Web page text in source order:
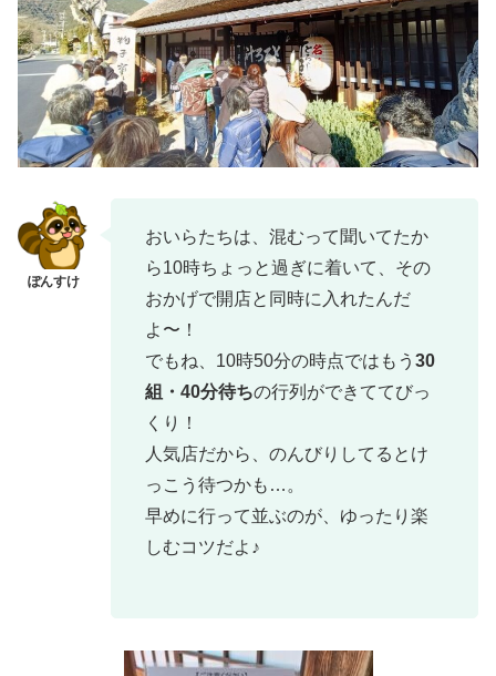
おいらたちは、混むって聞いてたか
ら10時ちょっと過ぎに着いて、その
おかげで開店と同時に入れたんだ
よ〜！
でもね、10時50分の時点ではもう 30
組・40分待ちの行列ができててびっ
くり！
人気店だから、のんびりしてるとけ
っこう待つかも…。
早めに行って並ぶのが、ゆったり楽
しむコツだよ♪